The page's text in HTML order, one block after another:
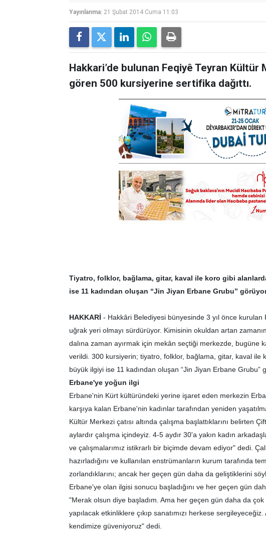
Yayınlanma: 21 Şubat 2014 Cuma 11:03
Hakkari’de bulunan Feqiyê Teyran
gören 500 kursiyerine sertifika dağıttı.
Tiyatro, folklor, bağlama, gitar, kaval ile koro gibi
ise 11 kadından oluşan “Jin Jiyan Erbane Grubu”
HAKKARİ - Hakkâri Belediyesi bünyesinde 3 yıl önce
uğrak yeri olmayı sürdürüyor. Kimisinin okuldan artan
dalına zaman ayırmak için mekân seçtiği merkezde, bugüne
verildi. 300 kursiyerin; tiyatro, folklor, bağlama, gitar, kaval
büyük ilgiyi ise 11 kadından oluşan “Jin Jiyan Erbane Grubu”
Erbane'ye yoğun ilgi
Erbane'nin Kürt kültüründeki yerine işaret eden merkezin
karşıya kalan Erbane'nin kadınlar tarafından yeniden
Kültür Merkezi çatısı altında çalışma başlattıklarını belirten
aylardır çalışma içindeyiz. 4-5 aydır 30'a yakın kadın
ve çalışmalarımız istikrarlı bir biçimde devam ediyor" dedi.
hazırladığını ve kullanılan enstrümanların kurum tarafında
zorlandıklarını; ancak her geçen gün daha da geliştiklerini
Erbane'ye olan ilgisi sonucu başladığını ve her geçen gün
"Merak olsun diye başladım. Ama her geçen gün daha da
yapılacak etkinliklere çıkıp sanatımızı herkese
kendimize güveniyoruz" dedi.